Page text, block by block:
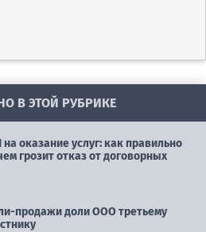
В ЭТОЙ РУБРИКЕ
оказание услуг: как правильно
грозит отказ от договорных
продажи доли ООО третьему